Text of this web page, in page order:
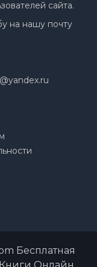
сайта.
на нашу почту
Бесплатная